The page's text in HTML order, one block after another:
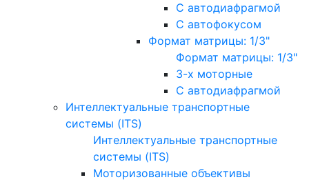
С автодиафрагмой
С автофокусом
Формат матрицы: 1/3"
Формат матрицы: 1/3"
3-х моторные
С автодиафрагмой
Интеллектуальные транспортные
системы (ITS)
Интеллектуальные транспортные
системы (ITS)
Моторизованные объективы